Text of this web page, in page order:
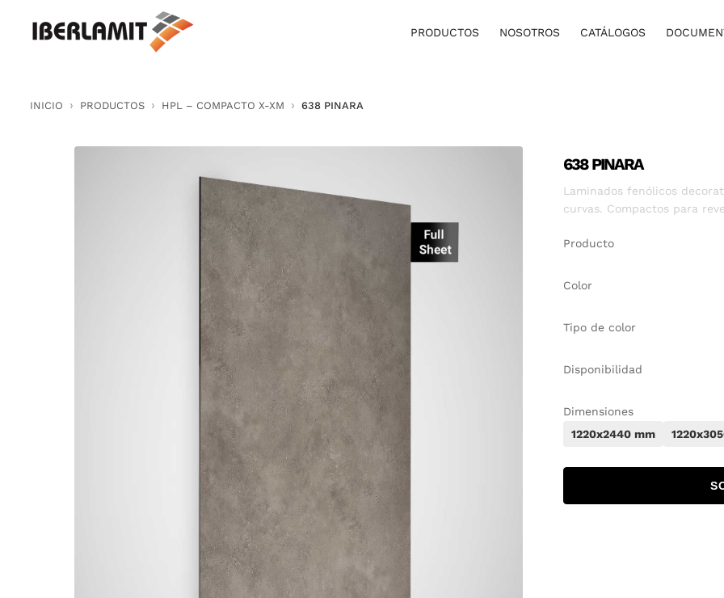
PRODUCTOS NOSOTROS CATÁLOGOS
INICIO PRODUCTOS HPL – COMPACTO X-XM 638 PINARA
638 PINARA
Laminados fenólicos
curvas. Compactos para
Producto
Color
Tipo de color
Disponibilidad
Dimensiones
1220x2440 mm